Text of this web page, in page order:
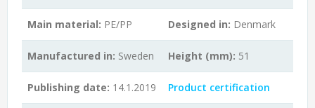
Main material: PE/PP Designed in: Denmark
Manufactured in: Sweden Height (mm): 51
Publishing date: 14.1.2019 Product certification